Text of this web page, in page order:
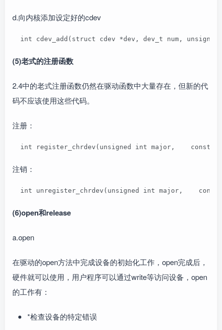
d.向内核添加设定好的cdev
int cdev_add(struct cdev *dev, dev_t num, unsigned int
(5)老式的注册函数
2.4中的老式注册函数仍然在驱动函数中大量存在，但新的代
码不应该使用这些代码。
注册：
int register_chrdev(unsigned int major,    const char
注销：
int unregister_chrdev(unsigned int major,    const
(6)open和release
a.open
在驱动的open方法中完成设备的初始化工作，open完成后，
硬件就可以使用，用户程序可以通过write等访问设备，open
的工作有：
*检查设备的特定错误